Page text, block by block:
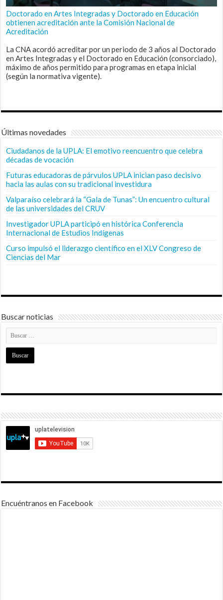
Doctorado en Artes Integradas y Doctorado en Educación
obtienen acreditación ante la Comisión Nacional de
Acreditación
La CNA acordó acreditar por un periodo de 3 años al Doctorado
en Artes Integradas y el Doctorado en Educación (consorciado),
máximo de años permitido para programas en etapa inicial
(según la normativa vigente).
Últimas novedades
Ciudadanos de la UPLA: El emotivo reencuentro que celebra
décadas de vocación
Futuras educadoras de párvulos UPLA inician paso decisivo
hacia las aulas con su tradicional investidura
Valparaíso celebrará la “Gala de Tunas”: Un encuentro cultural
de las universidades del CRUV
Investigador UPLA participó en histórica Conferencia
Internacional de Estudios Indígenas
Curso impulsó el liderazgo científico en el XLV Congreso de
Ciencias del Mar
Buscar noticias
Encuéntranos en Facebook